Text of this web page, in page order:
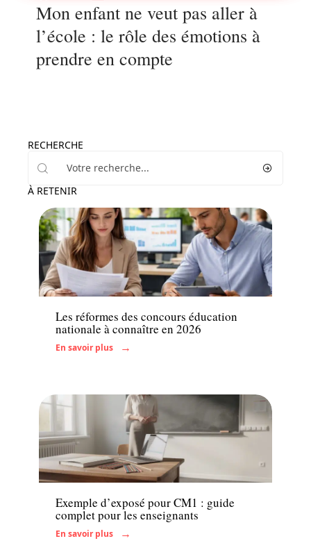
Mon enfant ne veut pas aller à
l’école : le rôle des émotions à
prendre en compte
RECHERCHE
À RETENIR
Enfant
Les réformes des concours éducation
nationale à connaître en 2026
En savoir plus
Actu
Exemple d’exposé pour CM1 : guide
complet pour les enseignants
En savoir plus